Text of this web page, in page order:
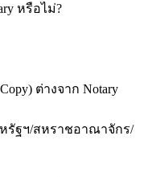
หรือไม่?
ต่างจาก Notary
หรัฐฯ/สหราชอาณาจักร/